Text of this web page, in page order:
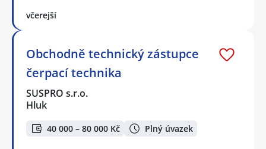
včerejší
Obchodně technický zástupce
čerpací technika
SUSPRO s.r.o.
Hluk
40 000 – 80 000 Kč Plný úvazek